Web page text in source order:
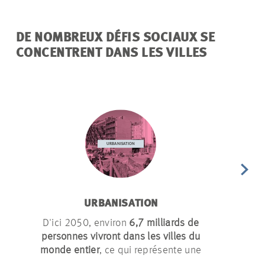
DE NOMBREUX DÉFIS SOCIAUX SE
CONCENTRENT DANS LES VILLES
URBANISATION
D'ici 2050, environ 6,7 milliards de
personnes vivront dans les villes du
monde entier, ce qui représente une